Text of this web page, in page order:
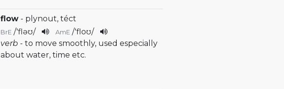
flow - plynout, téct
BrE /'fləʊ/ AmE /'floʊ/
verb - to move smoothly, used especially
about water, time etc.